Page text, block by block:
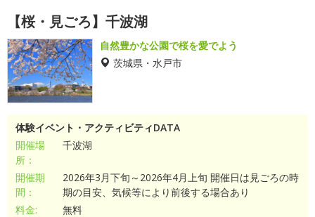
【桜・見ごろ】千波湖
自然豊かな公園で桜を愛でよう
茨城県・水戸市
体験イベント・アクティビティDATA
開催場
所：
千波湖
開催期
間：
2026年3月下旬～2026年4月上旬 開催日は見ごろの時
期の目安、気候等により前後する場合あり
料金:
無料